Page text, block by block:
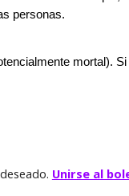
personas.
mortal). Si
Unirse al